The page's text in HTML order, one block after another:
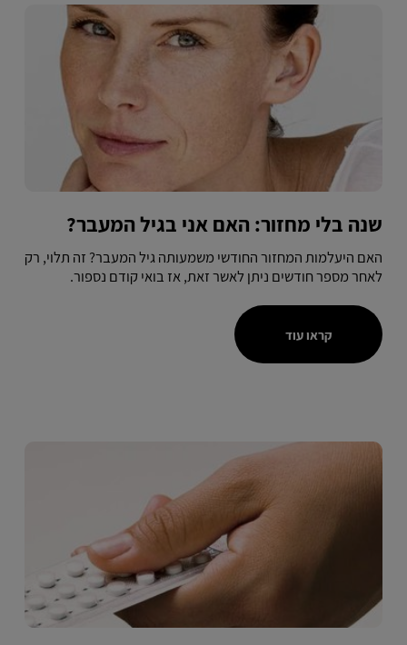
שנה בלי מחזור: האם אני בגיל המעבר?
האם היעלמות המחזור החודשי משמעותה גיל המעבר? זה תלוי, רק
לאחר מספר חודשים ניתן לאשר זאת, אז בואי קודם נספור.
קראו עוד